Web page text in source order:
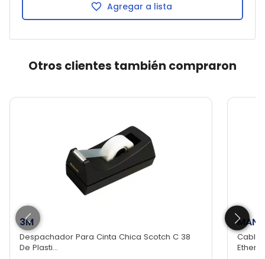
Agregar a lista
Otros clientes también compraron
3M
Despachador Para Cinta Chica Scotch C 38
De Plasti...
Cable